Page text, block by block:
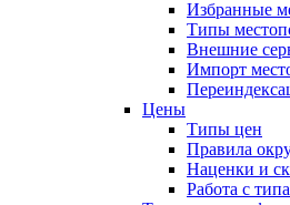
Избранные
Типы
Внешние
Импорт
Цены
Типы цен
Правила
Наценки и
Работа с